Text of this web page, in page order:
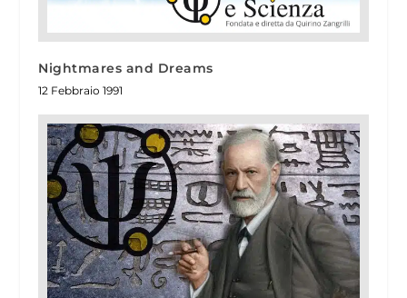
Nightmares and Dreams
12 Febbraio 1991